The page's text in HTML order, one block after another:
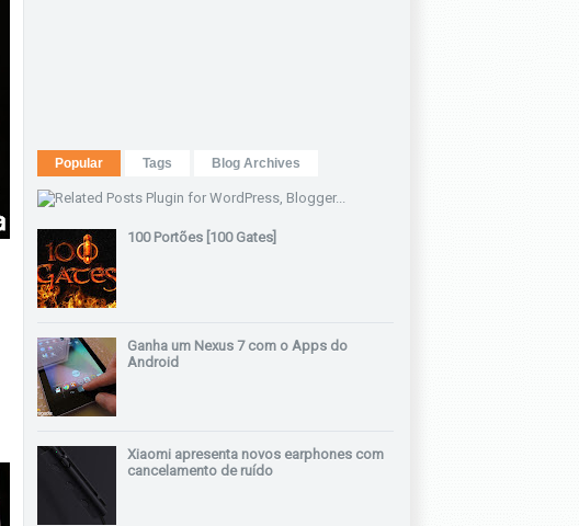
Popular Tags Blog Archives
100 Portões [100 Gates]
Ganha um Nexus 7 com o Apps do
Android
Xiaomi apresenta novos earphones com
cancelamento de ruído